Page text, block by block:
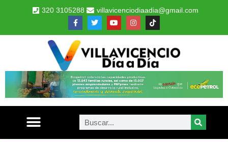
320 3105288 villavicenciodiaadia@gmail.com